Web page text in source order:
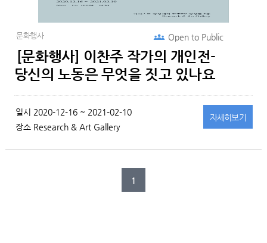
문화행사
[문화행사] 이찬주 작가의 개인전-
당신의 노동은 무엇을 짓고 있나요
Open toPublic
일시 2020-12-16 ~ 2021-02-10
장소 Research & Art Gallery
자세히보기
1